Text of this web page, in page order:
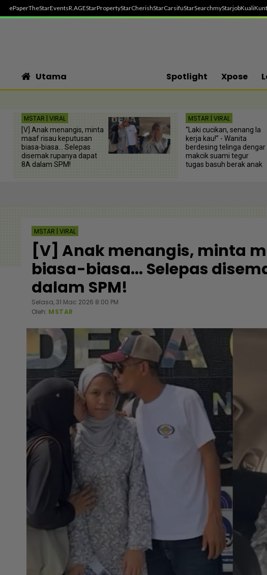
ePaperTheStarEventsR.AGEStarPropertyStarCherishStarCarsifuStarSearchmyStarjobKuali
Utama Spotlight Xpose
MSTAR | VIRAL
[V] Anak menangis, minta
maaf risau keputusan
biasa-biasa... Selepas
disemak rupanya dapat
8A dalam SPM!
MSTAR | VIRAL
“Laki cucikan, senang la
kerja kau!” - Wanita
berdesing telinga dengar
makcik suami tegur
tugas basuh berak anak
MSTAR | VIRAL
[V] Anak menangis, minta
biasa-biasa... Selepas
dalam SPM!
Selasa, 31 Mac 2026 8:00 PM
Oleh: MSTAR